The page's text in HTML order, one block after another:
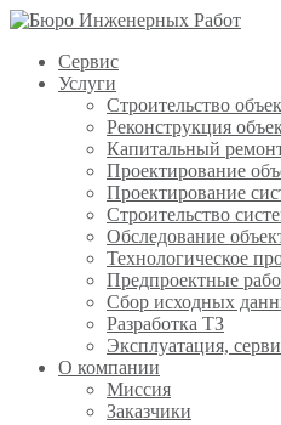
Сервис
Услуги
Строительство
Реконструкция
Капитальный
Проектирование
Проектирование
Строительство
Обследование
Технологическое
Предпроектные
Сбор исходных
Разработка ТЗ
Эксплуатация,
О компании
Миссия
Заказчики